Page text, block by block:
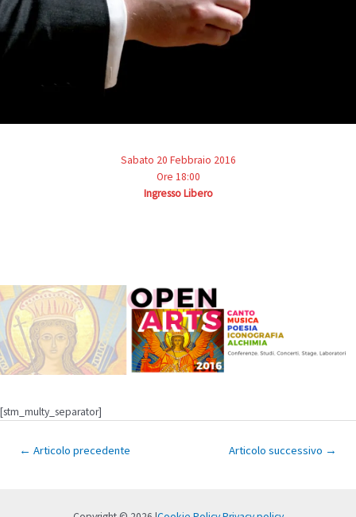
Sabato 20 Febbraio 2016
Ore 18:00
Ingresso Libero
[stm_multy_separator]
Navigazione
← Articolo precedente Articolo successivo →